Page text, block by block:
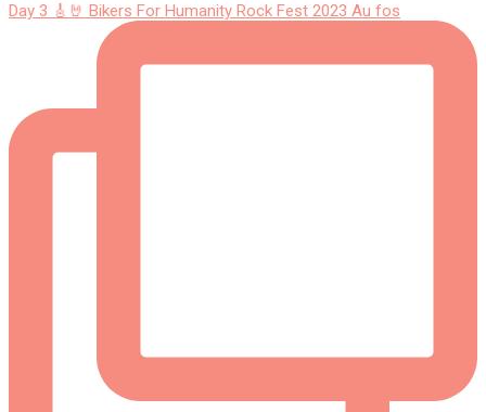
Day 3 🎸🤘 Bikers For Humanity Rock Fest 2023 Au fos